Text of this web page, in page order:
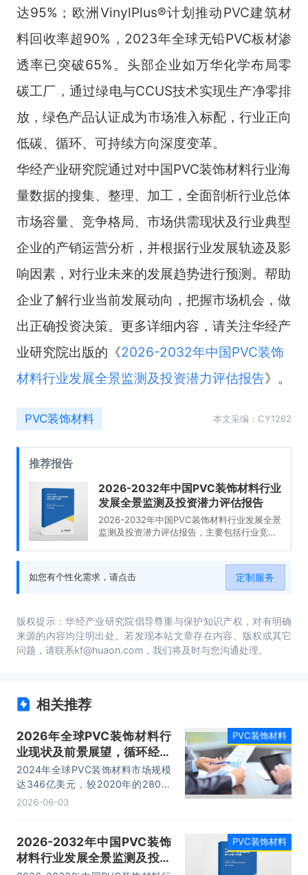
达95%；欧洲VinylPlus®计划推动PVC建筑材
料回收率超90%，2023年全球无铅PVC板材渗
透率已突破65%。头部企业如万华化学布局零
碳工厂，通过绿电与CCUS技术实现生产净零排
放，绿色产品认证成为市场准入标配，行业正向
低碳、循环、可持续方向深度变革。
华经产业研究院通过对中国PVC装饰材料行业海
量数据的搜集、整理、加工，全面剖析行业总体
市场容量、竞争格局、市场供需现状及行业典型
企业的产销运营分析，并根据行业发展轨迹及影
响因素，对行业未来的发展趋势进行预测。帮助
企业了解行业当前发展动向，把握市场机会，做
出正确投资决策。更多详细内容，请关注华经产
业研究院出版的《2026-2032年中国PVC装饰
材料行业发展全景监测及投资潜力评估报告》。
PVC装饰材料 本文采编：CY1262
推荐报告
2026-2032年中国PVC装饰材料行业
发展全景监测及投资潜力评估报告
2026-2032年中国PVC装饰材料行业发展全景
监测及投资潜力评估报告，主要包括行业竞争
如您有个性化需求，请点击 定制服务
版权提示：华经产业研究院倡导尊重与保护知识产权，对有明确
来源的内容均注明出处。若发现本站文章存在内容、版权或其它
问题，请联系kf@huaon.com，我们将及时与您沟通处理。
相关推荐
2026年全球PVC装饰材料行
业现状及前景展望，循环经济
体系逐步完善「图」
2024年全球PVC装饰材料市场规模
达346亿美元，较2020年的280亿
美元稳步增长，五年复合增速约
2026-06-03
PVC装饰材料
2026-2032年中国PVC装饰
材料行业发展全景监测及投资
PVC装饰材料